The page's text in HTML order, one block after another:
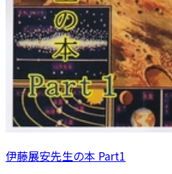
伊藤展安先生の本 Part1